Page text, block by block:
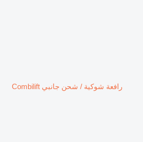
رافعة شوكية / شحن جانبي Combilift